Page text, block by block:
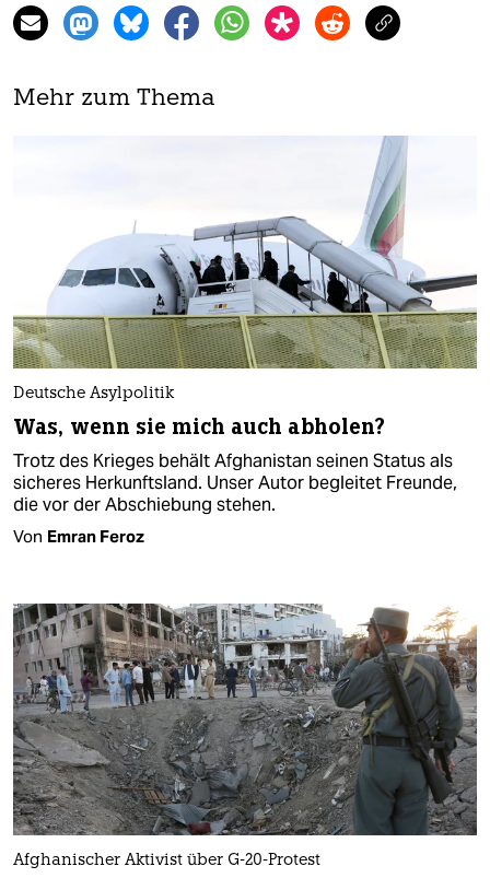
Mehr zum Thema
Deutsche Asylpolitik
Was, wenn sie mich auch abholen?
Trotz des Krieges behält Afghanistan seinen Status als
sicheres Herkunftsland. Unser Autor begleitet Freunde,
die vor der Abschiebung stehen.
Von Emran Feroz
Afghanischer Aktivist über G-20-Protest